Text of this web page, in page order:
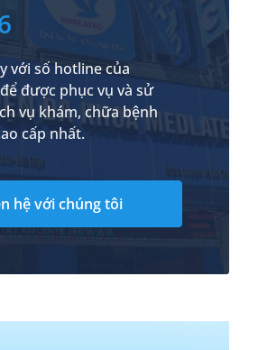
với số hotline của
để được phục vụ và sử
vụ khám, chữa bệnh
cấp nhất.
hệ với chúng tôi